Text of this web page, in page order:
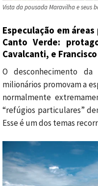
Vista da pousada Maravilha e seus
Especulação em áreas
Canto Verde:
Cavalcanti, e
O desconhecimento
milionários promovam a
normalmente
“refúgios particulares”
Esse é um dos temas